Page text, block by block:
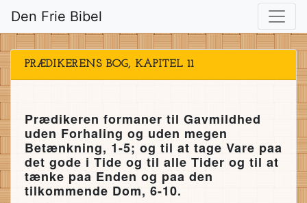
Den Frie Bibel
PRÆDIKERENS BOG, KAPITEL 11
Prædikeren formaner til Gavmildhed
uden Forhaling og uden megen
Betænkning, 1-5; og til at tage Vare paa
det gode i Tide og til alle Tider og til at
tænke paa Enden og paa den
tilkommende Dom, 6-10.